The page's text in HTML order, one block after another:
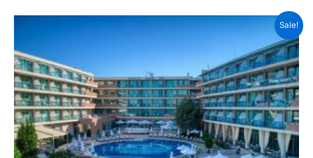
Sale!